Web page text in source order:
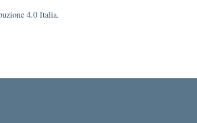
4.0 Italia.